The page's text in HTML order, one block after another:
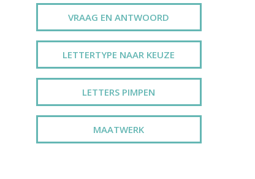
VRAAG EN ANTWOORD
LETTERTYPE NAAR KEUZE
LETTERS PIMPEN
MAATWERK